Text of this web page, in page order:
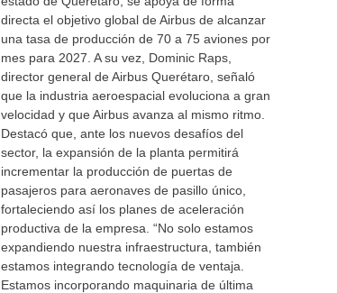
directa el objetivo global de Airbus de alcanzar
una tasa de producción de 70 a 75 aviones por
mes para 2027. A su vez, Dominic Raps,
director general de Airbus Querétaro, señaló
que la industria aeroespacial evoluciona a gran
velocidad y que Airbus avanza al mismo ritmo.
Destacó que, ante los nuevos desafíos del
sector, la expansión de la planta permitirá
incrementar la producción de puertas de
pasajeros para aeronaves de pasillo único,
fortaleciendo así los planes de aceleración
productiva de la empresa. “No solo estamos
expandiendo nuestra infraestructura, también
estamos integrando tecnología de ventaja.
Estamos incorporando maquinaria de última